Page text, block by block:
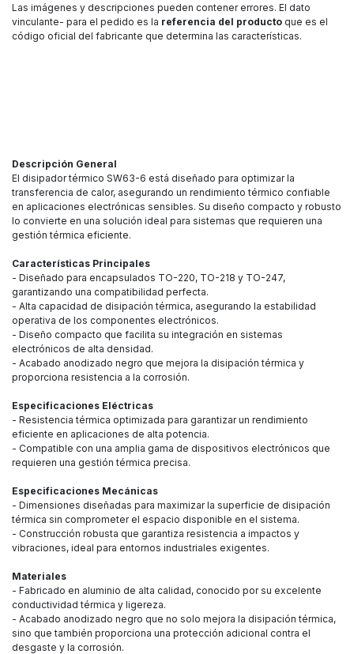
Las imágenes y descripciones pueden contener errores. El dato
vinculante- para el pedido es la referencia del producto que es el
código oficial del fabricante que determina las características.
Descripción General
El disipador térmico SW63-6 está diseñado para optimizar la
transferencia de calor, asegurando un rendimiento térmico confiable
en aplicaciones electrónicas sensibles. Su diseño compacto y robusto
lo convierte en una solución ideal para sistemas que requieren una
gestión térmica eficiente.
Características Principales
- Diseñado para encapsulados TO-220, TO-218 y TO-247,
garantizando una compatibilidad perfecta.
- Alta capacidad de disipación térmica, asegurando la estabilidad
operativa de los componentes electrónicos.
- Diseño compacto que facilita su integración en sistemas
electrónicos de alta densidad.
- Acabado anodizado negro que mejora la disipación térmica y
proporciona resistencia a la corrosión.
Especificaciones Eléctricas
- Resistencia térmica optimizada para garantizar un rendimiento
eficiente en aplicaciones de alta potencia.
- Compatible con una amplia gama de dispositivos electrónicos que
requieren una gestión térmica precisa.
Especificaciones Mecánicas
- Dimensiones diseñadas para maximizar la superficie de disipación
térmica sin comprometer el espacio disponible en el sistema.
- Construcción robusta que garantiza resistencia a impactos y
vibraciones, ideal para entornos industriales exigentes.
Materiales
- Fabricado en aluminio de alta calidad, conocido por su excelente
conductividad térmica y ligereza.
- Acabado anodizado negro que no solo mejora la disipación térmica,
sino que también proporciona una protección adicional contra el
desgaste y la corrosión.